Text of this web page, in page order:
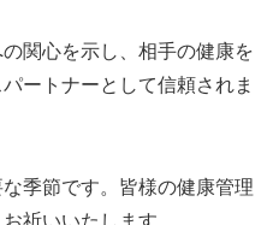
関心を示し、相手の健康を
ートナーとして信頼されま
季節です。皆様の健康管理
祈いいたします。